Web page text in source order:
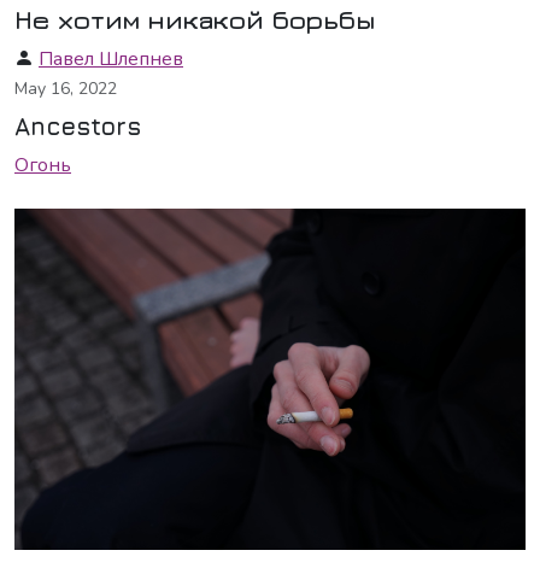
Не хотим никакой борьбы
Павел Шлепнев
May 16, 2022
Ancestors
Огонь